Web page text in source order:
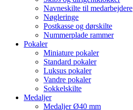
Navneskilte til medarbejdere
Nøgleringe
Postkasse og dørskilte
Nummerplade rammer
Pokaler
Miniature pokaler
Standard pokaler
Luksus pokaler
Vandre pokaler
Sokkelskilte
Medaljer
Medaljer Ø40 mm